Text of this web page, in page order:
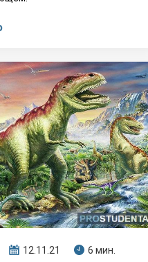
12.11.21 6 мин.